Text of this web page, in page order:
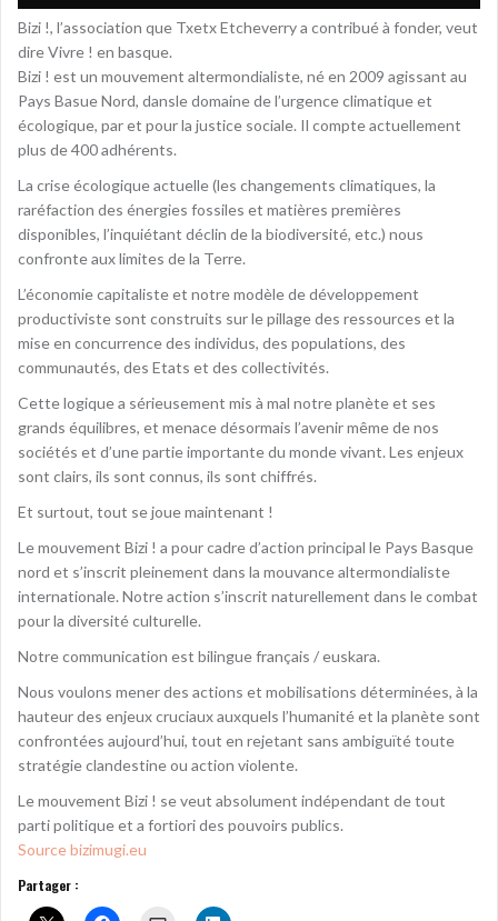
Bizi !, l’association que Txetx Etcheverry a contribué à fonder, veut
dire Vivre ! en basque.
Bizi ! est un mouvement altermondialiste, né en 2009 agissant au
Pays Basue Nord, dansle domaine de l’urgence climatique et
écologique, par et pour la justice sociale. Il compte actuellement
plus de 400 adhérents.
La crise écologique actuelle (les changements climatiques, la
raréfaction des énergies fossiles et matières premières
disponibles, l’inquiétant déclin de la biodiversité, etc.) nous
confronte aux limites de la Terre.
L’économie capitaliste et notre modèle de développement
productiviste sont construits sur le pillage des ressources et la
mise en concurrence des individus, des populations, des
communautés, des Etats et des collectivités.
Cette logique a sérieusement mis à mal notre planète et ses
grands équilibres, et menace désormais l’avenir même de nos
sociétés et d’une partie importante du monde vivant. Les enjeux
sont clairs, ils sont connus, ils sont chiffrés.
Et surtout, tout se joue maintenant !
Le mouvement Bizi ! a pour cadre d’action principal le Pays Basque
nord et s’inscrit pleinement dans la mouvance altermondialiste
internationale. Notre action s’inscrit naturellement dans le combat
pour la diversité culturelle.
Notre communication est bilingue français / euskara.
Nous voulons mener des actions et mobilisations déterminées, à la
hauteur des enjeux cruciaux auxquels l’humanité et la planète sont
confrontées aujourd’hui, tout en rejetant sans ambiguïté toute
stratégie clandestine ou action violente.
Le mouvement Bizi ! se veut absolument indépendant de tout
parti politique et a fortiori des pouvoirs publics.
Source bizimugi.eu
Partager :